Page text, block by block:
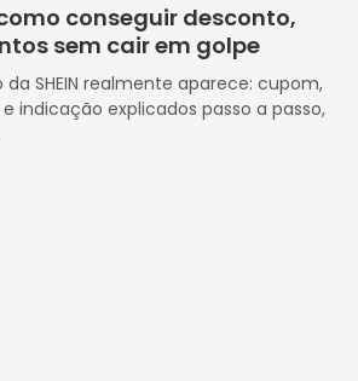
como conseguir desconto,
sem cair em golpe
SHEIN realmente aparece: cupom,
indicação explicados passo a passo,